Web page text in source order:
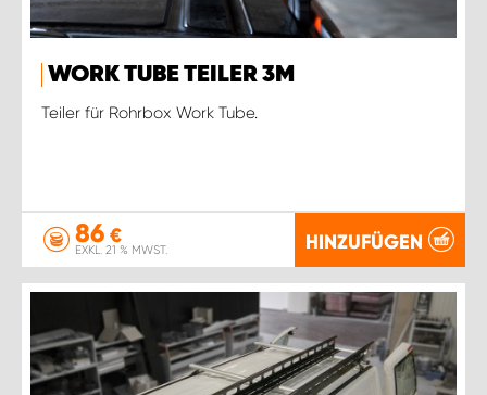
WORK TUBE TEILER 3M
Teiler für Rohrbox Work Tube.
86 €
EXKL. 21 % MWST. HINZUFÜGEN